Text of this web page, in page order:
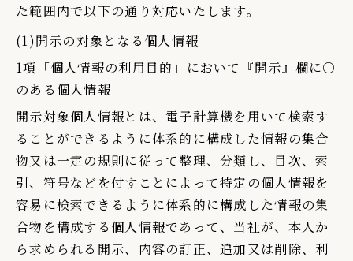
た範囲内で以下の通り対応いたします。
(1)開示の対象となる個人情報
1項「個人情報の利用目的」において『開示』欄に○
のある個人情報
開示対象個人情報とは、電子計算機を用いて検索す
ることができるように体系的に構成した情報の集合
物又は一定の規則に従って整理、分類し、目次、索
引、符号などを付すことによって特定の個人情報を
容易に検索できるように体系的に構成した情報の集
合物を構成する個人情報であって、当社が、本人か
ら求められる開示、内容の訂正、追加又は削除、利